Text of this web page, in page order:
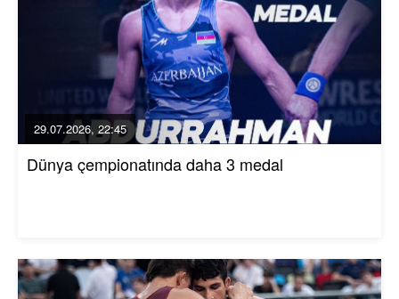
29.07.2026, 22:45
Dünya çempionatında daha 3 medal